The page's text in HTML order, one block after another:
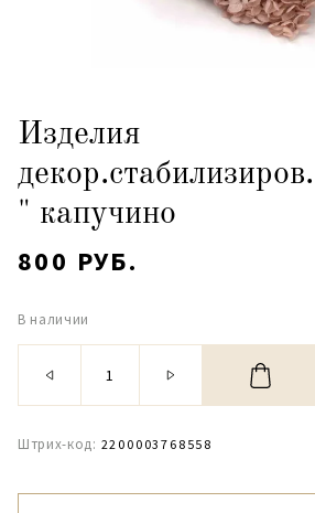
Изделия
" капучино
800 РУБ.
В наличии
Штрих-код: 2200003768558